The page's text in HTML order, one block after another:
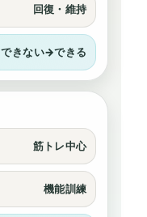
回復・維持
できない→できる
筋トレ中心
機能訓練